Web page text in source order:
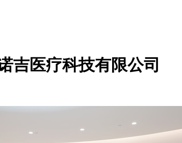
医疗科技有限公司